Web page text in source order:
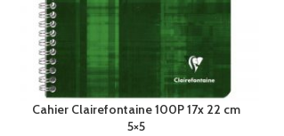
Cahier Clairefontaine 100P 17x 22 cm
5×5